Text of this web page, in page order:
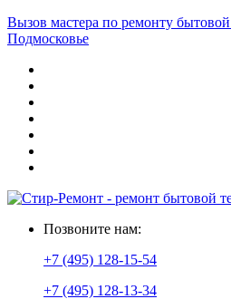
Вызов мастера по ремонту
Подмосковье
Позвоните нам:
+7 (495) 128-15-54
+7 (495) 128-13-34